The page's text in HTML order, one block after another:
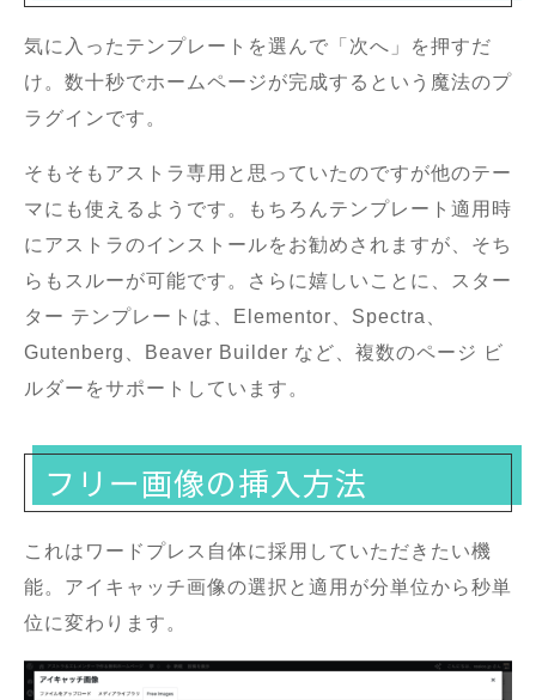
気に入ったテンプレートを選んで「次へ」を押すだ
け。数十秒でホームページが完成するという魔法のプ
ラグインです。
そもそもアストラ専用と思っていたのですが他のテー
マにも使えるようです。もちろんテンプレート適用時
にアストラのインストールをお勧めされますが、そち
らもスルーが可能です。さらに嬉しいことに、スター
ター テンプレートは、Elementor、Spectra、
Gutenberg、Beaver Builder など、複数のページ ビ
ルダーをサポートしています。
フリー画像の挿入方法
これはワードプレス自体に採用していただきたい機
能。アイキャッチ画像の選択と適用が分単位から秒単
位に変わります。